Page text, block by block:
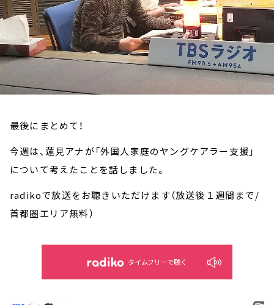
最後にまとめて！
今週は、蓮見アナが「外国人家庭のヤングケアラー支援」
について考えたことを話しました。
radikoで放送をお聴きいただけます（放送後１週間まで/
首都圏エリア無料）
タイムフリーで聴く